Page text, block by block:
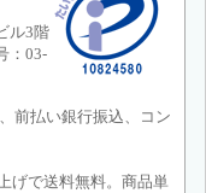
ル3階
：03-
前払い銀行振込、コン
げで送料無料。商品単